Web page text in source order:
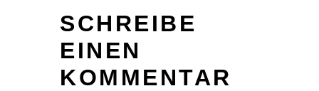
SCHREIBE
EINEN
KOMMENTAR